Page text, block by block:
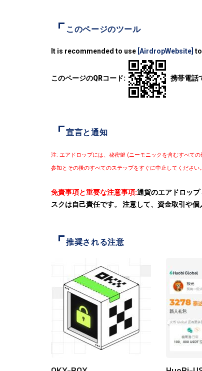
このページのツール
It is recommended to use [AirdropWebsite]
このページのQRコード: 携帯電話
宣言と通知
注: エアドロップには、秘密鍵 (ニーモニックを含むすべて
参加とその後のすべてのステップをすぐに中止してください。
免責事項と重要な注意事項:通貨のエアドロッ
スクは自己責任です。 注意して、資金取引や
推奨される注意